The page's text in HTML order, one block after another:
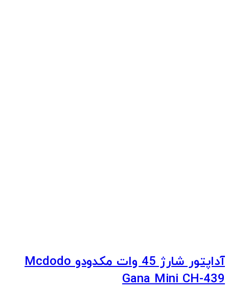
آداپتور شارژ 45 وات مکدودو Mcdodo
Gana Mini CH-439